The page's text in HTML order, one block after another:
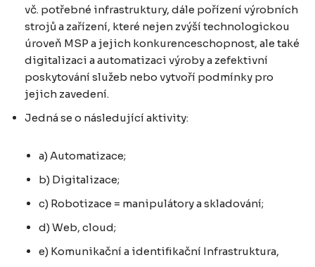
vč. potřebné infrastruktury, dále pořízení výrobních
strojů a zařízení, které nejen zvýší technologickou
úroveň MSP a jejich konkurenceschopnost, ale také
digitalizaci a automatizaci výroby a zefektivní
poskytování služeb nebo vytvoří podmínky pro
jejich zavedení.
Jedná se o následující aktivity:
a) Automatizace;
b) Digitalizace;
c) Robotizace = manipulátory a skladování;
d) Web, cloud;
e) Komunikační a identifikační Infrastruktura,